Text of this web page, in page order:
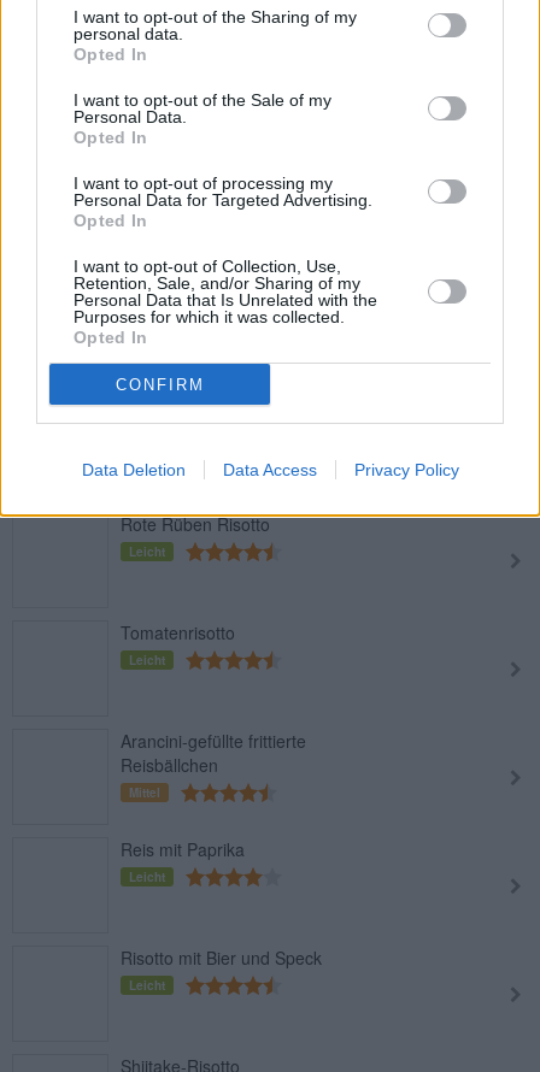
I want to opt-out of the Sharing of my
personal data.
Opted In
I want to opt-out of the Sale of my
Personal Data.
Opted In
I want to opt-out of processing my
Personal Data for Targeted Advertising.
Opted In
I want to opt-out of Collection, Use,
Retention, Sale, and/or Sharing of my
Personal Data that Is Unrelated with the
Purposes for which it was collected.
Opted In
CONFIRM
Data Deletion Data Access Privacy Policy
Leicht
Pilz-Risotto
Leicht
Kürbisrisotto mit karamellisierten
Walnüssen
Feigen-Risotto mit Gorgonzola
Leicht
Rote Rüben Risotto
Leicht
Tomatenrisotto
Leicht
Arancini-gefüllte frittierte
Reisbällchen
Mittel
Reis mit Paprika
Leicht
Risotto mit Bier und Speck
Leicht
Shiitake-Risotto